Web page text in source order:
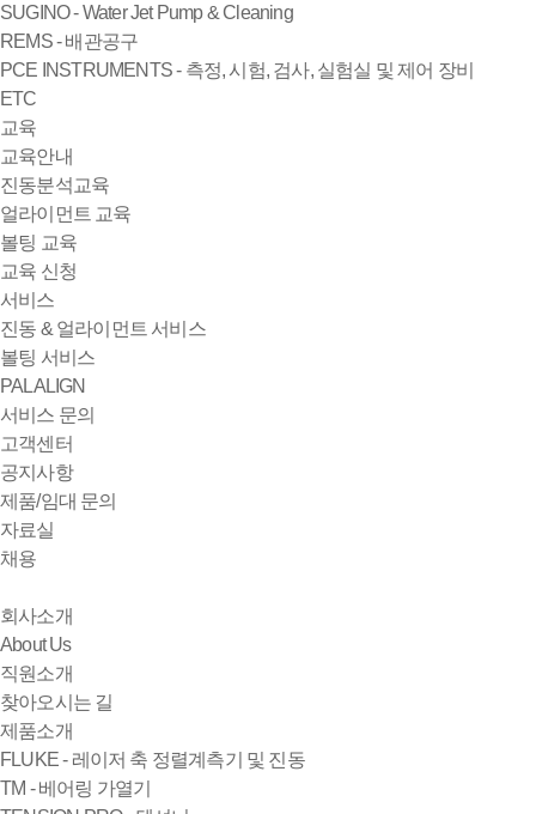
SUGINO - Water Jet Pump & Cleaning
REMS - 배관공구
PCE INSTRUMENTS - 측정, 시험, 검사, 실험실 및 제어 장비
ETC
교육
교육안내
진동분석교육
얼라이먼트 교육
볼팅 교육
교육 신청
서비스
진동 & 얼라이먼트 서비스
볼팅 서비스
PALALIGN
서비스 문의
고객센터
공지사항
제품/임대 문의
자료실
채용
회사소개
About Us
직원소개
찾아오시는 길
제품소개
FLUKE - 레이저 축 정렬계측기 및 진동
TM - 베어링 가열기